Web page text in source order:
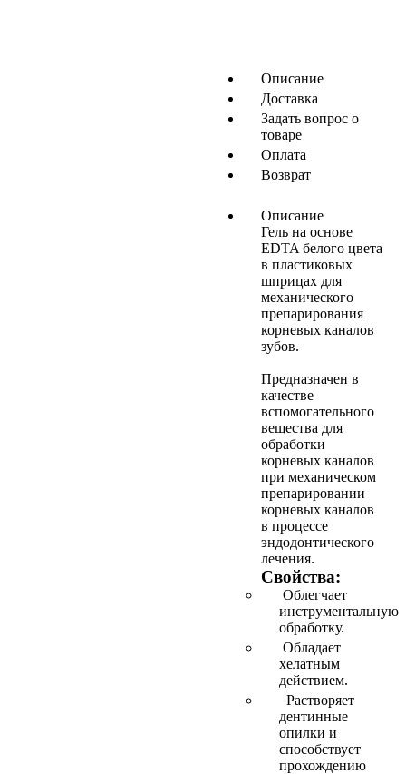
Описание
Доставка
Задать вопрос о
товаре
Оплата
Возврат
Описание
Гель на основе
EDTA белого цвета
в пластиковых
шприцах для
механического
препарирования
корневых каналов
зубов.
Предназначен в
качестве
вспомогательного
вещества для
обработки
корневых каналов
при механическом
препарировании
корневых каналов
в процессе
эндодонтического
лечения.
Свойства:
Облегчает
инструментальную
обработку.
Обладает
хелатным
действием.
Растворяет
дентинные
опилки и
способствует
прохождению